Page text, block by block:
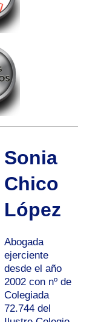
Sonia
Chico
López
Abogada
ejerciente
desde el año
2002 con nº de
Colegiada
72.744 del